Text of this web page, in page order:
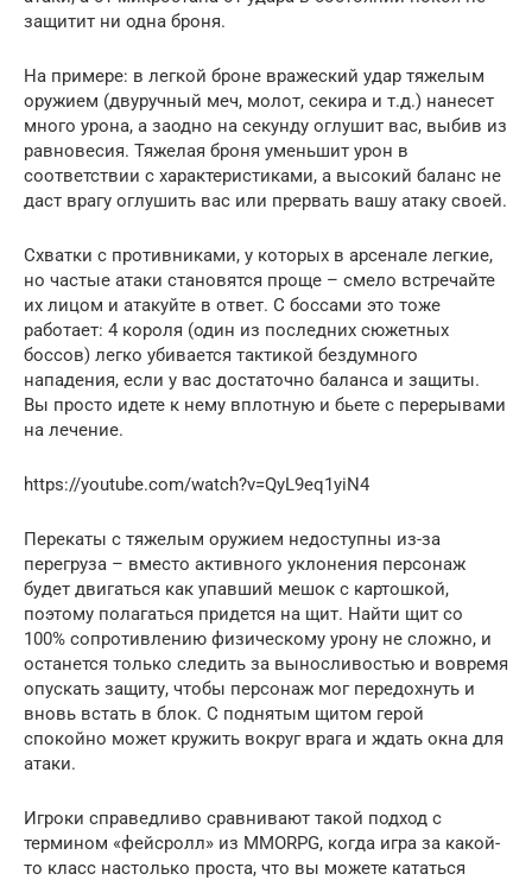
защитит ни одна броня.
На примере: в легкой броне вражеский удар тяжелым
оружием (двуручный меч, молот, секира и т.д.) нанесет
много урона, а заодно на секунду оглушит вас, выбив из
равновесия. Тяжелая броня уменьшит урон в
соответствии с характеристиками, а высокий баланс не
даст врагу оглушить вас или прервать вашу атаку своей.
Схватки с противниками, у которых в арсенале легкие,
но частые атаки становятся проще – смело встречайте
их лицом и атакуйте в ответ. С боссами это тоже
работает: 4 короля (один из последних сюжетных
боссов) легко убивается тактикой бездумного
нападения, если у вас достаточно баланса и защиты.
Вы просто идете к нему вплотную и бьете с перерывами
на лечение.
https://youtube.com/watch?v=QyL9eq1yiN4
Перекаты с тяжелым оружием недоступны из-за
перегруза – вместо активного уклонения персонаж
будет двигаться как упавший мешок с картошкой,
поэтому полагаться придется на щит. Найти щит со
100% сопротивлению физическому урону не сложно, и
останется только следить за выносливостью и вовремя
опускать защиту, чтобы персонаж мог передохнуть и
вновь встать в блок. С поднятым щитом герой
спокойно может кружить вокруг врага и ждать окна для
атаки.
Игроки справедливо сравнивают такой подход с
термином «фейсролл» из MMORPG, когда игра за какой-
то класс настолько проста, что вы можете кататься